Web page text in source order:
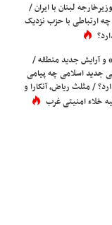
لبنان با ایران /
ارتباطی با حزب نزدیک
و آرایش جدید منطقه /
جدید اسلامی چه پیامی
/ مثلث ریاض، آنکارا و
خلاء امنیتی غرب